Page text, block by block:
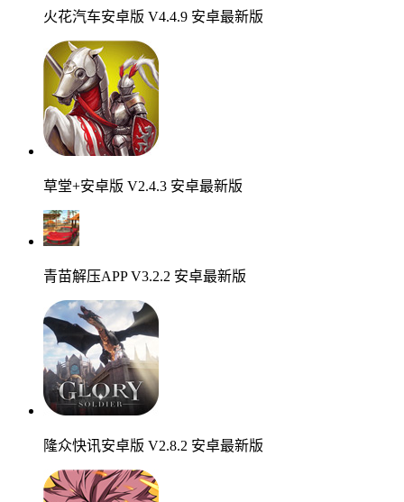
火花汽车安卓版 V4.4.9 安卓最新版
草堂+安卓版 V2.4.3 安卓最新版
青苗解压APP V3.2.2 安卓最新版
隆众快讯安卓版 V2.8.2 安卓最新版